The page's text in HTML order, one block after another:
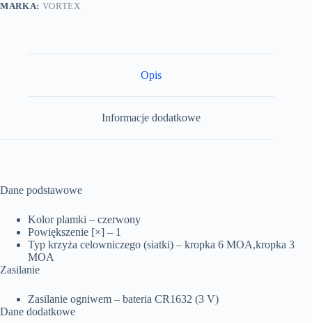
MARKA: VORTEX
Opis
Informacje dodatkowe
Dane podstawowe
Kolor plamki – czerwony
Powiększenie [×] – 1
Typ krzyża celowniczego (siatki) – kropka 6 MOA,kropka 3
MOA
Zasilanie
Zasilanie ogniwem – bateria CR1632 (3 V)
Dane dodatkowe